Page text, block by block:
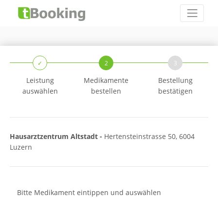
✓
Leistung
auswählen
2
Medikamente
bestellen
3
Bestellung
bestätigen
Hausarztzentrum Altstadt - Hertensteinstrasse 50, 6004
Luzern
Bitte Medikament eintippen und auswählen